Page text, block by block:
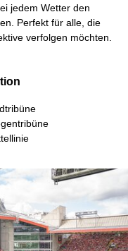
jedem Wetter den
Perfekt für alle, die
verfolgen möchten.